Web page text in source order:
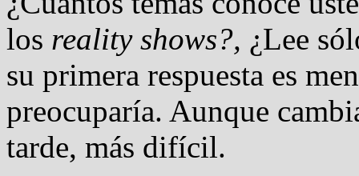
los reality shows?, ¿Lee
su primera respuesta es
preocuparía. Aunque
tarde, más difícil.